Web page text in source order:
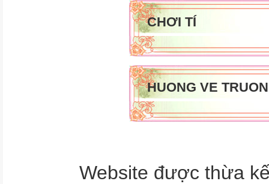
CHƠI TÍ
HUONG VE
Website được thừa